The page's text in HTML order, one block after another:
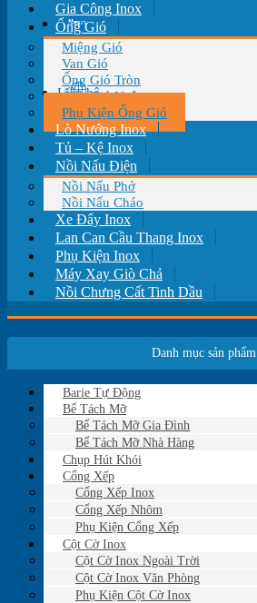
Tin tức
Liên hệ
Gia Công Inox
Ống Gió
Miệng Gió
Van Gió
Ống Gió Tròn
Ống Gió Vuông
Phụ Kiện Ống Gió
Lò Nướng Inox
Tủ – Kệ Inox
Nồi Nấu Điện
Nồi Nấu Phở
Nồi Nấu Cháo
Xe Đẩy Inox
Lan Can Cầu Thang Inox
Phụ Kiện Inox
Máy Xay Giò Chả
Nồi Chưng Cất Tinh Dầu
Danh mục sản phẩm
Barie Tự Động
Bể Tách Mỡ
Bể Tách Mỡ Gia Đình
Bể Tách Mỡ Nhà Hàng
Chụp Hút Khói
Cổng Xếp
Cổng Xếp Inox
Cổng Xếp Nhôm
Phụ Kiện Cổng Xếp
Cột Cờ Inox
Cột Cờ Inox Ngoài Trời
Cột Cờ Inox Văn Phòng
Phụ Kiện Cột Cờ Inox